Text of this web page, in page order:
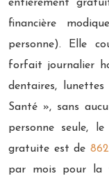
entièrement
financière
personne). Elle
forfait journalier
dentaires,
Santé », sans
personne seule,
gratuite est de
par mois pour la